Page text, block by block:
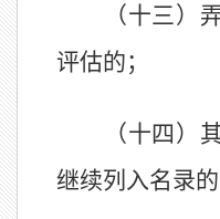
（十三）
评估的；
（十四）
继续列入名录的